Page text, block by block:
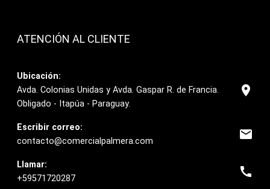
ATENCIÓN AL CLIENTE
Ubicación:
Avda. Colonias Unidas y Avda. Gaspar R. de Francia.
Obligado - Itapúa - Paraguay.
location_on
Escribir correo:
contacto@comercialpalmera.com
email
Llamar:
+59571720287
call